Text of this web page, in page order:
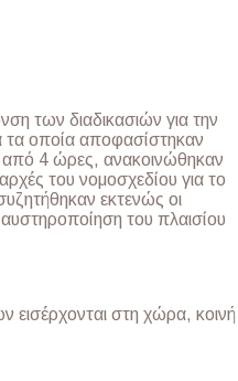
των διαδικασιών για την
τα οποία αποφασίστηκαν
από 4 ώρες, ανακοινώθηκαν
του νομοσχεδίου για το
εκτενώς οι
αυστηροποίηση του πλαισίου
εισέρχονται στη χώρα, κοινή